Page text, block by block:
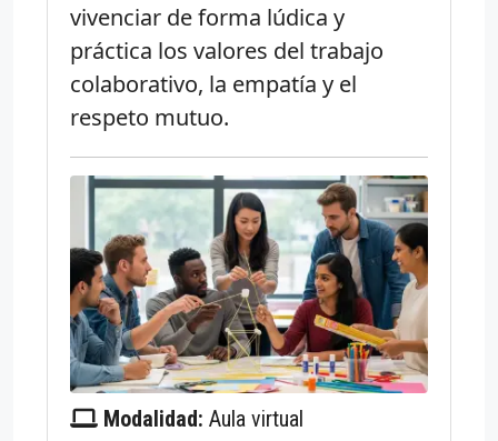
vivenciar de forma lúdica y
práctica los valores del trabajo
colaborativo, la empatía y el
respeto mutuo.
Modalidad: Aula virtual